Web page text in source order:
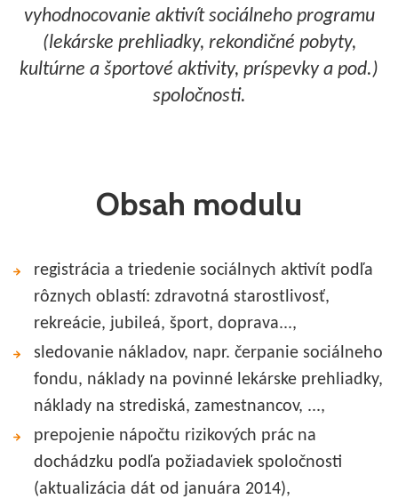
vyhodnocovanie aktivít sociálneho programu
(lekárske prehliadky, rekondičné pobyty,
kultúrne a športové aktivity, príspevky a pod.)
spoločnosti.
Obsah modulu
registrácia a triedenie sociálnych aktivít podľa
rôznych oblastí: zdravotná starostlivosť,
rekreácie, jubileá, šport, doprava...,
sledovanie nákladov, napr. čerpanie sociálneho
fondu, náklady na povinné lekárske prehliadky,
náklady na strediská, zamestnancov, ...,
prepojenie nápočtu rizikových prác na
dochádzku podľa požiadaviek spoločnosti
(aktualizácia dát od januára 2014),